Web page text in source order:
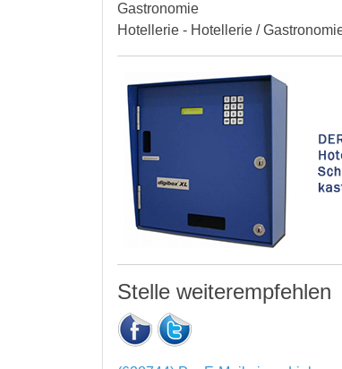
Gastronomie
Hotellerie - Hotellerie /
Stelle weiterempfehlen